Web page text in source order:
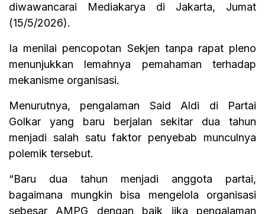
diwawancarai Mediakarya di Jakarta, Jumat
(15/5/2026).
Ia menilai pencopotan Sekjen tanpa rapat pleno
menunjukkan lemahnya pemahaman terhadap
mekanisme organisasi.
Menurutnya, pengalaman Said Aldi di Partai
Golkar yang baru berjalan sekitar dua tahun
menjadi salah satu faktor penyebab munculnya
polemik tersebut.
“Baru dua tahun menjadi anggota partai,
bagaimana mungkin bisa mengelola organisasi
sebesar AMPG dengan baik jika pengalaman